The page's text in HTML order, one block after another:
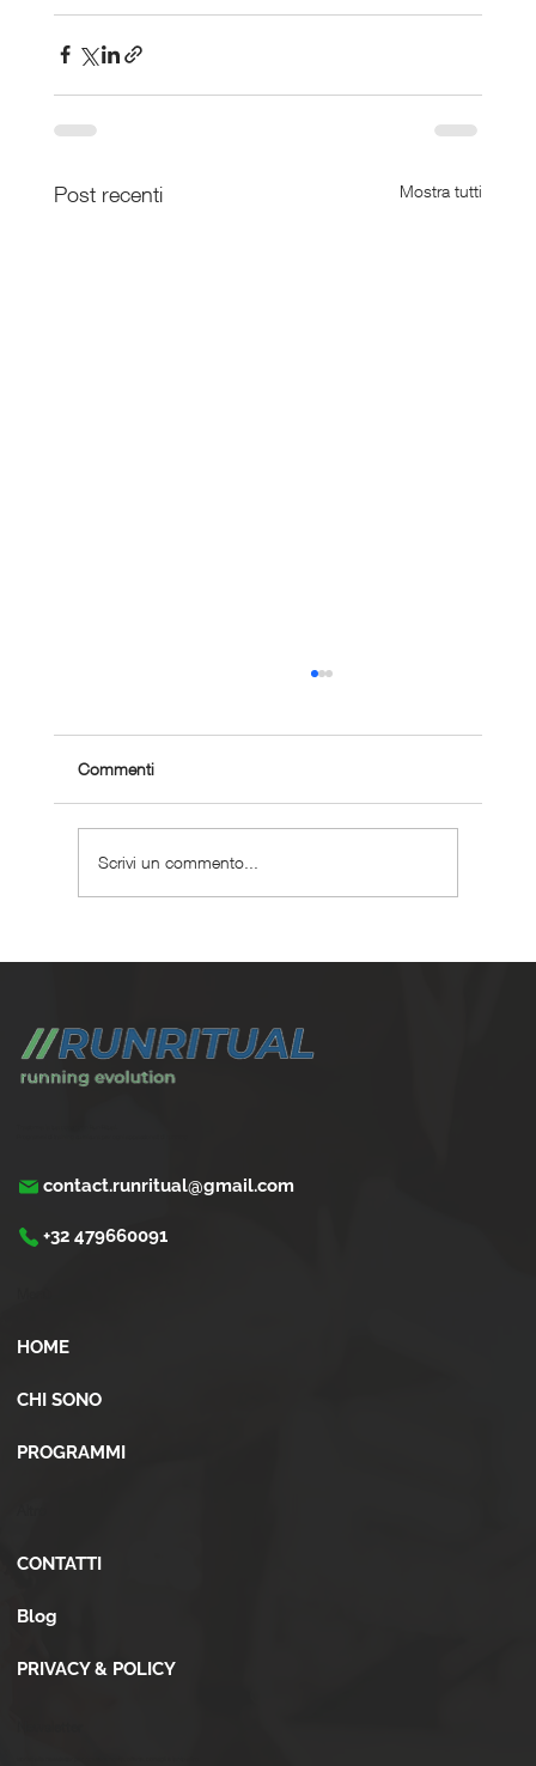
Post recenti Mostra tutti
Commenti
Scrivi un commento...
contact.runritual@gmail.com
+32 479660091
HOME
CHI SONO
PROGRAMMI
CONTATTI
Blog
PRIVACY & POLICY